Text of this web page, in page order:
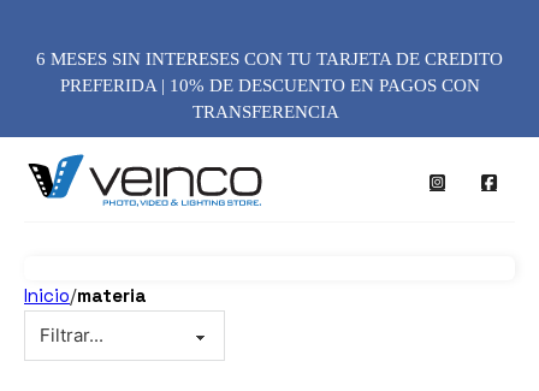
6 MESES SIN INTERESES CON TU TARJETA DE CREDITO
PREFERIDA | 10% DE DESCUENTO EN PAGOS CON
TRANSFERENCIA
Inicio/materia